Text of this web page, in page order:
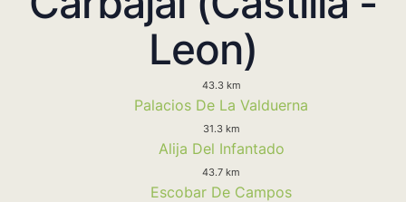
Leon)
43.3 km
Palacios De La Valduerna
31.3 km
Alija Del Infantado
43.7 km
Escobar De Campos